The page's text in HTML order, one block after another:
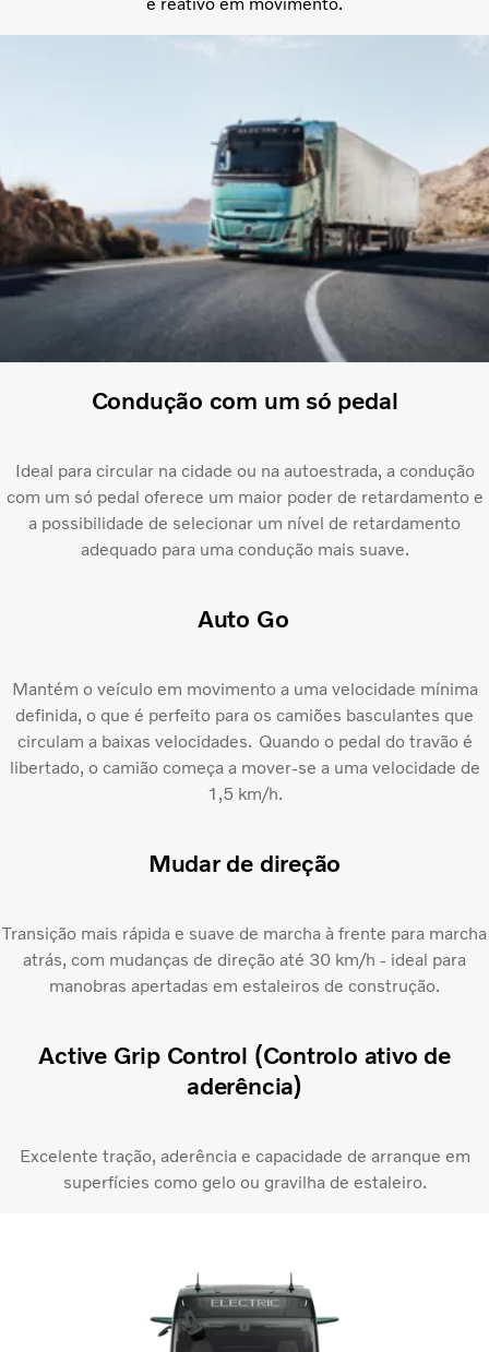
Condução com um só pedal
Ideal para circular na cidade ou na autoestrada, a condução
com um só pedal oferece um maior poder de retardamento e
a possibilidade de selecionar um nível de retardamento
adequado para uma condução mais suave.
Auto Go
Mantém o veículo em movimento a uma velocidade mínima
definida, o que é perfeito para os camiões basculantes que
circulam a baixas velocidades. Quando o pedal do travão é
libertado, o camião começa a mover-se a uma velocidade de
1,5 km/h.
Mudar de direção
Transição mais rápida e suave de marcha à frente para marcha
atrás, com mudanças de direção até 30 km/h - ideal para
manobras apertadas em estaleiros de construção.
Active Grip Control (Controlo ativo de
aderência)​
Excelente tração, aderência e capacidade de arranque em
superfícies como gelo ou gravilha de estaleiro.